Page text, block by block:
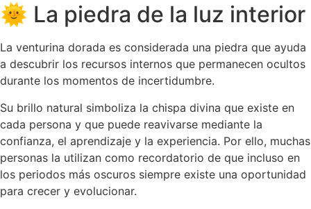
🌞 La piedra de la luz interior
La venturina dorada es considerada una piedra que ayuda
a descubrir los recursos internos que permanecen ocultos
durante los momentos de incertidumbre.
Su brillo natural simboliza la chispa divina que existe en
cada persona y que puede reavivarse mediante la
confianza, el aprendizaje y la experiencia. Por ello, muchas
personas la utilizan como recordatorio de que incluso en
los periodos más oscuros siempre existe una oportunidad
para crecer y evolucionar.